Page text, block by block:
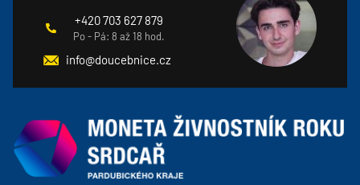
+420 703 627 879
Po - Pá: 8 až 18 hod.
info@doucebnice.cz